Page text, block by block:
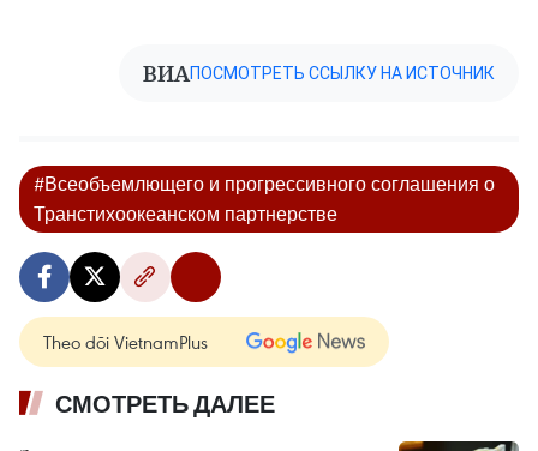
ВИАПОСМОТРЕТЬ ССЫЛКУ НА ИСТОЧНИК
#Всеобъемлющего и прогрессивного соглашения о
Транстихоокеанском партнерстве
Theo dõi VietnamPlus
СМОТРЕТЬ ДАЛЕЕ